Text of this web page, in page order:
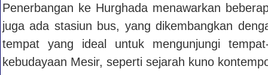
Penerbangan ke Hurghada menawarkan
juga ada stasiun bus, yang dikembangkan
tempat yang ideal untuk mengunjungi
kebudayaan Mesir, seperti sejarah kuno